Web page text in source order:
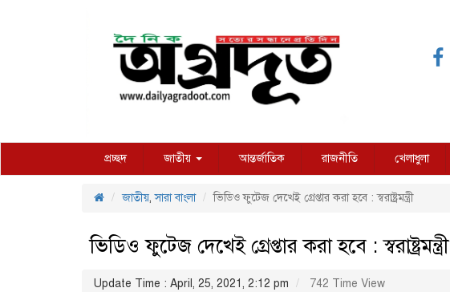
প্রচ্ছদ জাতীয় আন্তর্জাতিক রাজনীতি খেলাধুলা
জাতীয়,সারা বাংলা ভিডিও ফুটেজ দেখেই গ্রেপ্তার করা হবে : স্বরাষ্ট্রমন্ত্রী
ভিডিও ফুটেজ দেখেই গ্রেপ্তার করা হবে : স্বরাষ্ট্রমন্ত্রী
Update Time : April, 25, 2021, 2:12 pm 742 Time View